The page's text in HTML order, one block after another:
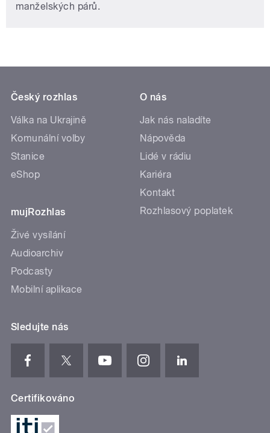
manželských párů.
Český rozhlas
Válka na Ukrajině
Komunální volby
Stanice
eShop
mujRozhlas
Živé vysílání
Audioarchiv
Podcasty
Mobilní aplikace
O nás
Jak nás naladíte
Nápověda
Lidé v rádiu
Kariéra
Kontakt
Rozhlasový poplatek
Sledujte nás
Certifikováno